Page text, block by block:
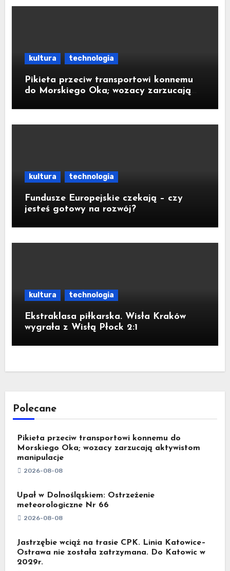
kultura technologia
Pikieta przeciw transportowi konnemu
do Morskiego Oka; wozacy zarzucają
kultura technologia
Fundusze Europejskie czekają – czy
jesteś gotowy na rozwój?
kultura technologia
Ekstraklasa piłkarska. Wisła Kraków
wygrała z Wisłą Płock 2:1
Polecane
Pikieta przeciw transportowi konnemu do
Morskiego Oka; wozacy zarzucają aktywistom
manipulacje
2026-08-08
Upał w Dolnośląskiem: Ostrzeżenie
meteorologiczne Nr 66
2026-08-08
Jastrzębie wciąż na trasie CPK. Linia Katowice–
Ostrawa nie została zatrzymana. Do Katowic w
2029r.